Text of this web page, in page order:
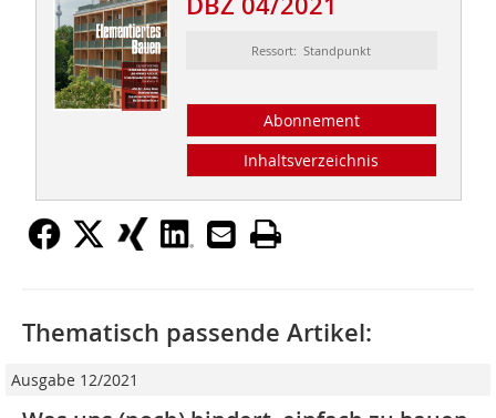
Ressort: Standpunkt
Abonnement
Inhaltsverzeichnis
Thematisch passende Artikel:
Ausgabe 12/2021